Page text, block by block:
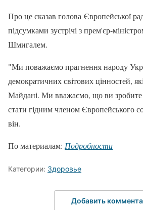
Про це сказав голова Європейської
підсумками зустрічі з прем'єр-
Шмигалем.
"Ми поважаємо прагнення народу
демократичних світових цінностей,
Майдані. Ми вважаємо, що ви зробите
стати гідним членом Європейського
він.
По материалам: Подробности
Категории: Здоровье
Добавить